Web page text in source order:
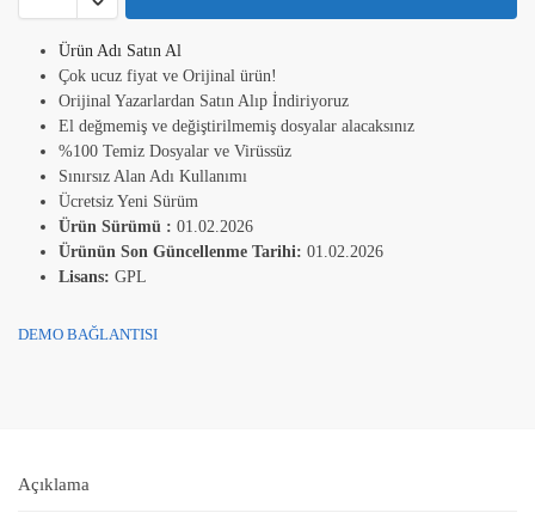
Ürün Adı Satın Al
Çok ucuz fiyat ve Orijinal ürün!
Orijinal Yazarlardan Satın Alıp İndiriyoruz
El değmemiş ve değiştirilmemiş dosyalar alacaksınız
%100 Temiz Dosyalar ve Virüssüz
Sınırsız Alan Adı Kullanımı
Ücretsiz Yeni Sürüm
Ürün Sürümü : 01.02.2026
Ürünün Son Güncellenme Tarihi: 01.02.2026
Lisans: GPL
DEMO BAĞLANTISI
Açıklama